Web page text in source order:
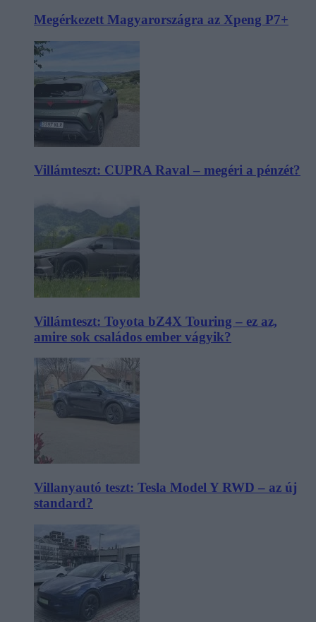
Megérkezett Magyarországra az Xpeng P7+
Villámteszt: CUPRA Raval – megéri a pénzét?
Villámteszt: Toyota bZ4X Touring – ez az,
amire sok családos ember vágyik?
Villanyautó teszt: Tesla Model Y RWD – az új
standard?